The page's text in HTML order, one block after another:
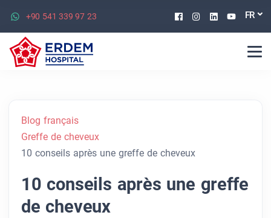
+90 541 339 97 23 Facebook
Instagram
Linkedin
FR
Blog français
Greffe de cheveux
10 conseils après une greffe de cheveux
10 conseils après une greffe
de cheveux